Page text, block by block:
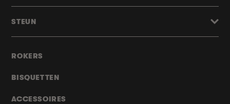
ROKERS
BISQUETTEN
ACCESSOIRES
STEUN